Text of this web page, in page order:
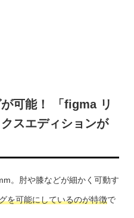
可能！ 「figma リ
スエディションが
。肘や膝などが細かく可動す
を可能にしているのが特徴で